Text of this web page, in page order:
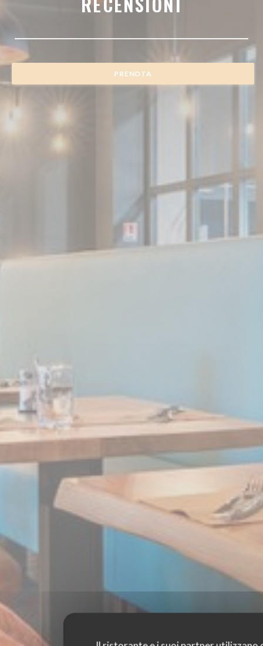
PRENOTA